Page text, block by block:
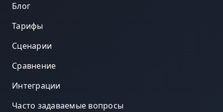
Блог
Тарифы
Сценарии
Сравнение
Интеграции
Часто задаваемые вопросы